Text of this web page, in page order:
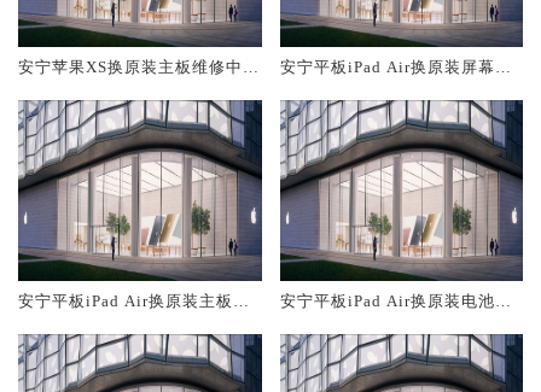
安宁苹果XS换原装主板维修中心
安宁平板iPad Air换原装屏幕服
安宁平板iPad Air换原装主板维
安宁平板iPad Air换原装电池维